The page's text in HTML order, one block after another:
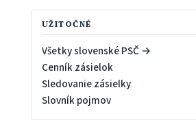
UŽITOČNÉ
Všetky slovenské PSČ →
Cenník zásielok
Sledovanie zásielky
Slovník pojmov